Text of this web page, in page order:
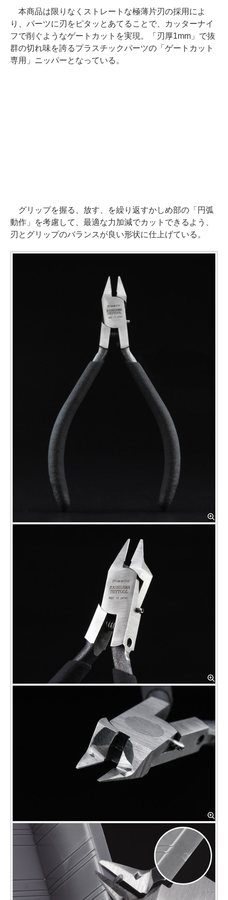
本商品は限りなくストレートな極薄片刃の採用によ
り、パーツに刃をピタッとあてることで、カッターナイ
フで削ぐようなゲートカットを実現。「刃厚1mm」で抜
群の切れ味を誇るプラスチックパーツの「ゲートカット
専用」ニッパーとなっている。
グリップを握る、放す、を繰り返すかしめ部の「円弧
動作」を考慮して、最適な力加減でカットできるよう、
刃とグリップのバランスが良い形状に仕上げている。